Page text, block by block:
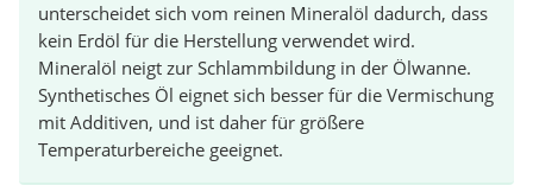
unterscheidet sich vom reinen Mineralöl dadurch, dass
kein Erdöl für die Herstellung verwendet wird.
Mineralöl neigt zur Schlammbildung in der Ölwanne.
Synthetisches Öl eignet sich besser für die Vermischung
mit Additiven, und ist daher für größere
Temperaturbereiche geeignet.